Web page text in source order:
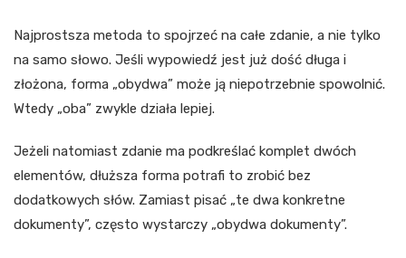
Najprostsza metoda to spojrzeć na całe zdanie, a nie tylko
na samo słowo. Jeśli wypowiedź jest już dość długa i
złożona, forma „obydwa” może ją niepotrzebnie spowolnić.
Wtedy „oba” zwykle działa lepiej.
Jeżeli natomiast zdanie ma podkreślać komplet dwóch
elementów, dłuższa forma potrafi to zrobić bez
dodatkowych słów. Zamiast pisać „te dwa konkretne
dokumenty”, często wystarczy „obydwa dokumenty”.